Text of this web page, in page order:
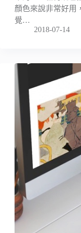
顏色來說非常好用
覺…
2018-07-14